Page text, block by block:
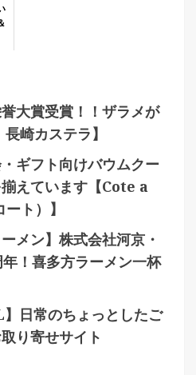
大賞受賞！！ザラメが
崎カステラ】
ギフト向けバウムクー
えています【Cote a
ト）】
メン】株式会社河京・
！喜多方ラーメン一杯
日常のちょっとしたご
り寄せサイト